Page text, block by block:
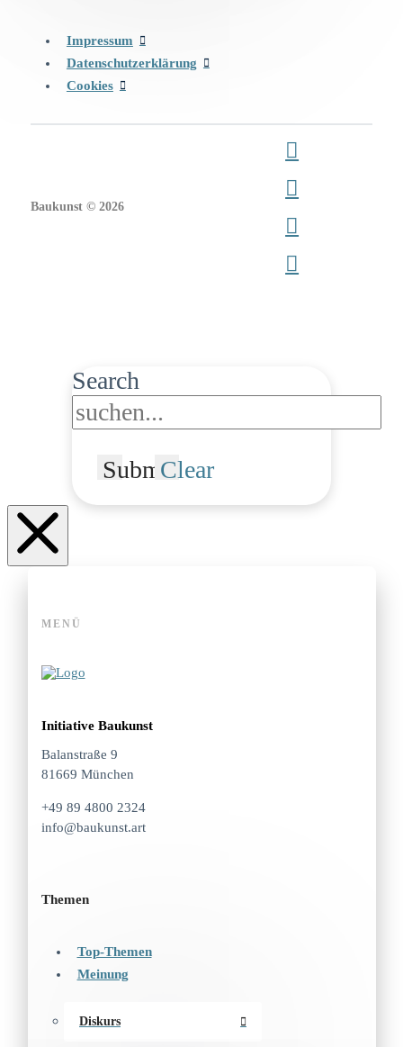
Impressum
Datenschutzerklärung
Cookies
Baukunst © 2026
Search
SubmitClear
MENÜ
Initiative Baukunst
Balanstraße 9
81669 München
+49 89 4800 2324
info@baukunst.art
Themen
Top-Themen
Meinung
Diskurs